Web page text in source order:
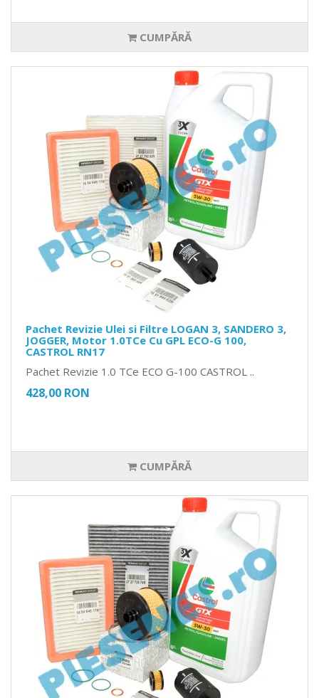
CUMPĂRĂ
Pachet Revizie Ulei si Filtre LOGAN 3, SANDERO 3,
JOGGER, Motor 1.0TCe Cu GPL ECO-G 100,
CASTROL RN17
Pachet Revizie 1.0 TCe ECO G-100 CASTROL ..
428,00 RON
CUMPĂRĂ